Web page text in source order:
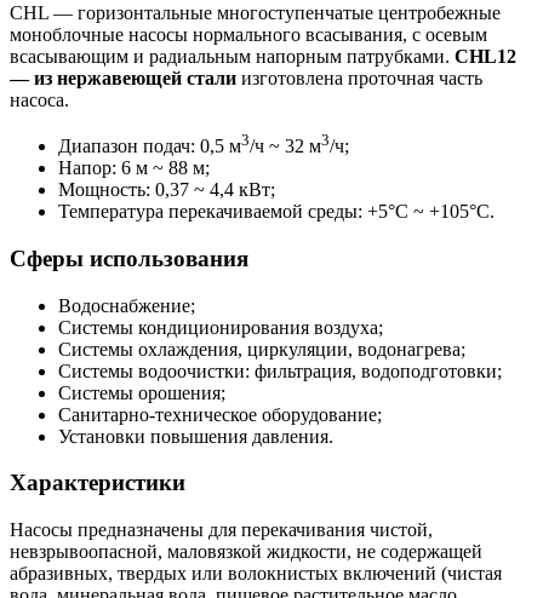
CHL — горизонтальные многоступенчатые центробежные
моноблочные насосы нормального всасывания, с осевым
всасывающим и радиальным напорным патрубками. CHL12
— из нержавеющей стали изготовлена проточная часть
насоса.
Диапазон подач: 0,5 м3/ч ~ 32 м3/ч;
Напор: 6 м ~ 88 м;
Мощность: 0,37 ~ 4,4 кВт;
Температура перекачиваемой среды: +5°С ~ +105°С.
Сферы использования
Водоснабжение;
Системы кондиционирования воздуха;
Системы охлаждения, циркуляции, водонагрева;
Системы водоочистки: фильтрация, водоподготовки;
Системы орошения;
Санитарно-техническое оборудование;
Установки повышения давления.
Характеристики
Насосы предназначены для перекачивания чистой,
невзрывоопасной, маловязкой жидкости, не содержащей
абразивных, твердых или волокнистых включений (чистая